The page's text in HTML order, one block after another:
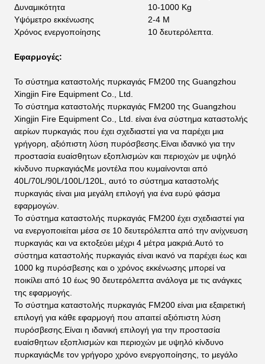
Δυναμικότητα
10-1000 Kg
Υψόμετρο εκκένωσης
2-4 M
Χρόνος ενεργοποίησης
10 δευτερόλεπτα.
Εφαρμογές:
Το σύστημα καταστολής πυρκαγιάς FM200 της Guangzhou
Xingjin Fire Equipment Co., Ltd.
Το σύστημα καταστολής πυρκαγιάς FM200 της Guangzhou
Xingjin Fire Equipment Co., Ltd. είναι ένα σύστημα καταστολής
αερίων πυρκαγιάς που έχει σχεδιαστεί για να παρέχει μια
γρήγορη, αξιόπιστη λύση πυρόσβεσης.Είναι ιδανικό για την
προστασία ευαίσθητων εξοπλισμών και περιοχών με υψηλό
κίνδυνο πυρκαγιάςΜε μοντέλα που κυμαίνονται από
40L/70L/90L/100L/120L, αυτό το σύστημα καταστολής
πυρκαγιάς είναι μια μεγάλη επιλογή για ένα ευρύ φάσμα
εφαρμογών.
Το σύστημα καταστολής πυρκαγιάς FM200 έχει σχεδιαστεί για
να ενεργοποιείται μέσα σε 10 δευτερόλεπτα από την ανίχνευση
πυρκαγιάς και να εκτοξεύει μέχρι 4 μέτρα μακριά.Αυτό το
σύστημα καταστολής πυρκαγιάς είναι ικανό να παρέχει έως και
1000 kg πυρόσβεσης και ο χρόνος εκκένωσης μπορεί να
ποικίλει από 10 έως 90 δευτερόλεπτα ανάλογα με τις ανάγκες
της εφαρμογής.
Το σύστημα καταστολής πυρκαγιάς FM200 είναι μια εξαιρετική
επιλογή για κάθε εφαρμογή που απαιτεί αξιόπιστη λύση
πυρόσβεσης.Είναι η ιδανική επιλογή για την προστασία
ευαίσθητων εξοπλισμών και περιοχών με υψηλό κίνδυνο
πυρκαγιάςΜε τον γρήγορο χρόνο ενεργοποίησης, το μεγάλο